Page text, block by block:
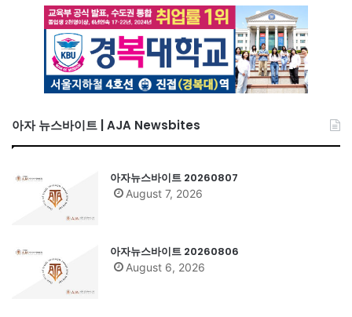
아자 뉴스바이트 | AJA Newsbites
아자뉴스바이트 20260807
August 7, 2026
아자뉴스바이트 20260806
August 6, 2026